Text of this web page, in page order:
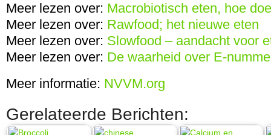
Meer lezen over: Macrobiotisch eten, hoe
Meer lezen over: Rawfood; het nieuwe eten
Meer lezen over: Slowfood – aandacht voor
Meer lezen over: De waarheid over E-
Meer informatie: NVVM.org
Gerelateerde Berichten: